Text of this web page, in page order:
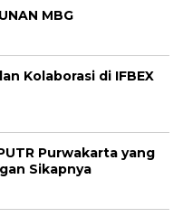
MBG
Kolaborasi di IFBEX
Purwakarta yang
Sikapnya